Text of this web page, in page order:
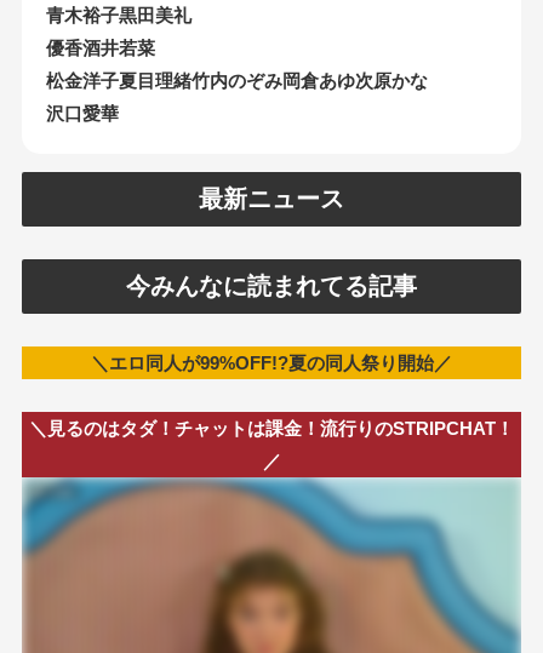
青木裕子黒田美礼
優香酒井若菜
松金洋子夏目理緒竹内のぞみ岡倉あゆ次原かな
沢口愛華
最新ニュース
今みんなに読まれてる記事
＼エロ同人が99%OFF!?夏の同人祭り開始／
＼見るのはタダ！チャットは課金！流行りのSTRIPCHAT！
／